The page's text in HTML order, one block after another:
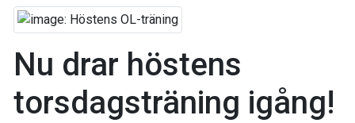
Nu drar höstens
torsdagsträning igång!